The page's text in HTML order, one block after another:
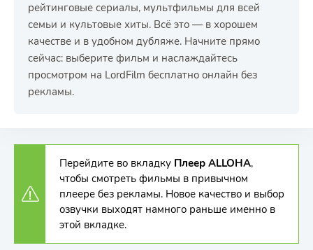
рейтинговые сериалы, мультфильмы для всей
семьи и культовые хиты. Всё это — в хорошем
качестве и в удобном дубляже. Начните прямо
сейчас: выберите фильм и наслаждайтесь
просмотром на LordFilm бесплатно онлайн без
рекламы.
Перейдите во вкладку Плеер ALLOHA,
чтобы смотреть фильмы в привычном
плеере без рекламы. Новое качество и выбор
озвучки выходят намного раньше именно в
этой вкладке.